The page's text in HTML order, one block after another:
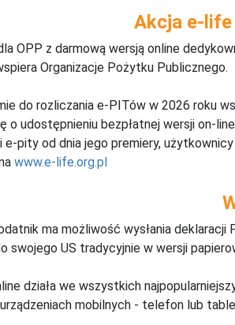
Akcja e-life
OPP z darmową wersją online
Organizacje Pożytku Publicznego.
do rozliczania e-PITów w 2026 roku
o udostępnieniu bezpłatnej wersji on-
e-pity od dnia jego premiery,
www.e-life.org.pl
ma możliwość wysłania
swojego US tradycyjnie w wersji
działa we wszystkich
mobilnych - telefon lub